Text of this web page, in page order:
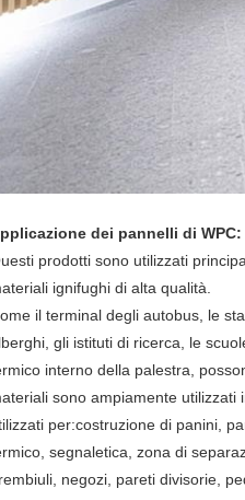
dei pannelli di WPC:
prodotti sono utilizzati
ignifughi di alta qualità.
il terminal degli autobus, le
gli istituti di ricerca, le
interno della palestra,
sono ampiamente
per:costruzione di panini,
segnaletica, zona di
negozi, pareti divisorie,